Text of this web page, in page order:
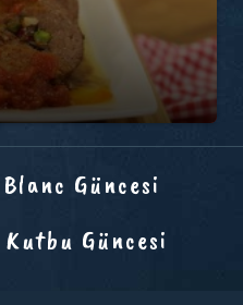
Güncesi
Güncesi